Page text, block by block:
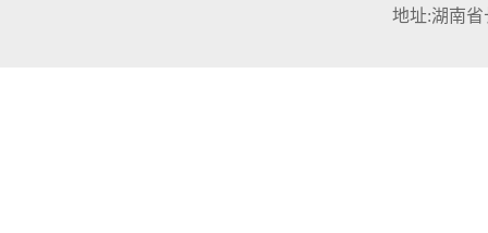
地址:湖南